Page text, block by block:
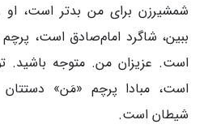
شمشیرزن برای من بدتر است، او
ببین، شاگرد امام‌صادق است،
است. عزیزان من. متوجه باشید.
است، مبادا پرچم «مَن»
شیطان است.